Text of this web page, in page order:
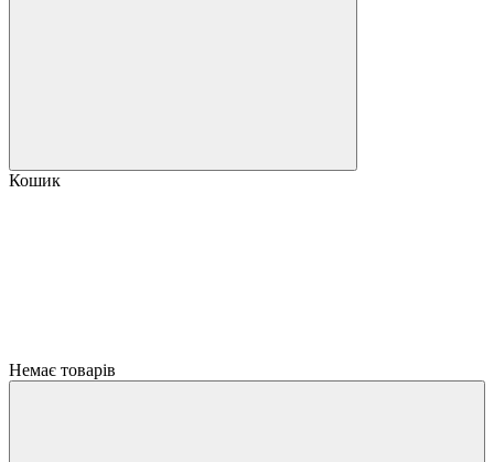
Кошик
Немає товарів